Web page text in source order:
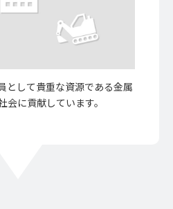
として貴重な資源である金属
に貢献しています。